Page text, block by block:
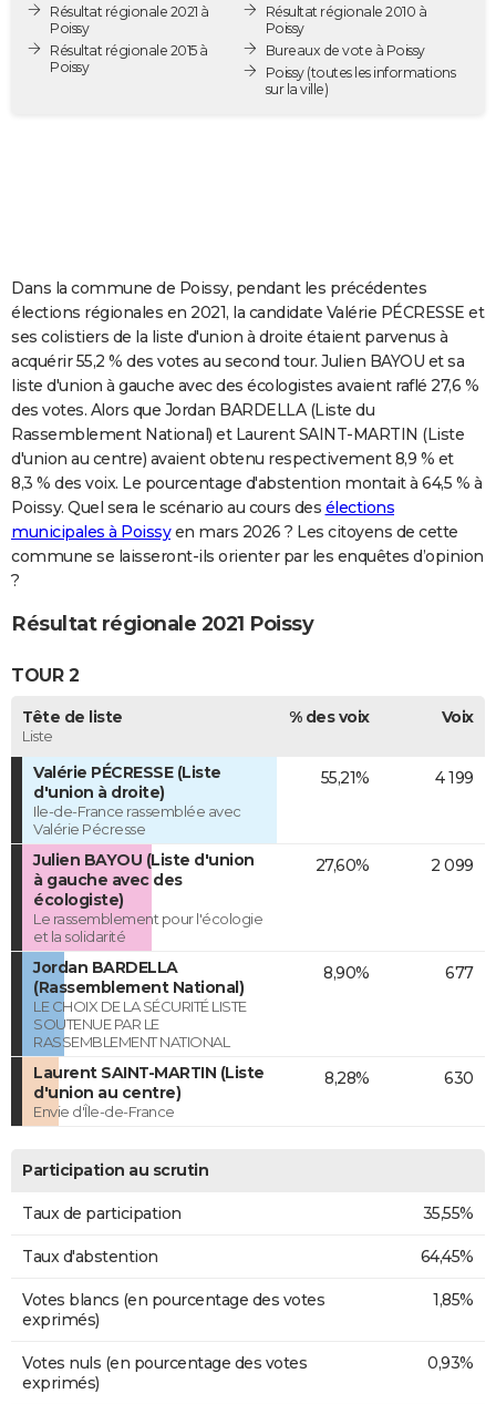
Destinations
City break
Voyage nature
Voyage de noces
Forum
PHOTO
GUIDES D'ACHAT
COPAINS D'AVANT
S'inscrire
Se connecter
Lycées
Collèges
Primaires
Universités
Entreprises
Service militaire
Avis de recherche
AVIS DE DÉCÈS
FORUM
Bricolage
Lifestyle
Culture
Sport
Auto
Television
Voyage
Cinema
Résultat régionale 2021 à
Poissy
Résultat régionale 2015 à
Poissy
Résultat régionale 2010 à
Poissy
Bureaux de vote à Poissy
Poissy(toutes les informations
sur la ville)
Dans la commune de Poissy, pendant les précédentes
élections régionales en 2021, la candidate Valérie PÉCRESSE et
ses colistiers de la liste d'union à droite étaient parvenus à
acquérir 55,2 % des votes au second tour. Julien BAYOU et sa
liste d'union à gauche avec des écologistes avaient raflé 27,6 %
des votes. Alors que Jordan BARDELLA (Liste du
Rassemblement National) et Laurent SAINT-MARTIN (Liste
d'union au centre) avaient obtenu respectivement 8,9 % et
8,3 % des voix. Le pourcentage d'abstention montait à 64,5 % à
Poissy. Quel sera le scénario au cours des élections
municipales à Poissyen mars 2026 ? Les citoyens de cette
commune se laisseront-ils orienter par les enquêtes d’opinion
?
Résultat régionale 2021 Poissy
TOUR 2
Tête de liste
Liste
% des voix Voix
Valérie PÉCRESSE (Liste
d'union à droite)
Ile-de-France rassemblée avec
Valérie Pécresse
55,21% 4 199
Julien BAYOU (Liste d'union
à gauche avec des
écologiste)
Le rassemblement pour l'écologie
et la solidarité
27,60% 2 099
Jordan BARDELLA
(Rassemblement National)
LE CHOIX DE LA SÉCURITÉ LISTE
SOUTENUE PAR LE
RASSEMBLEMENT NATIONAL
8,90% 677
Laurent SAINT-MARTIN (Liste
d'union au centre)
Envie d'Île-de-France
8,28% 630
Participation au scrutin
Taux de participation 35,55%
Taux d'abstention 64,45%
Votes blancs (en pourcentage des votes
exprimés)
1,85%
Votes nuls (en pourcentage des votes
exprimés)
0,93%